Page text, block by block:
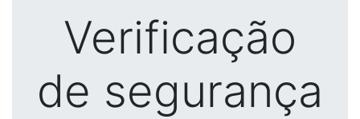
Verificação
de segurança